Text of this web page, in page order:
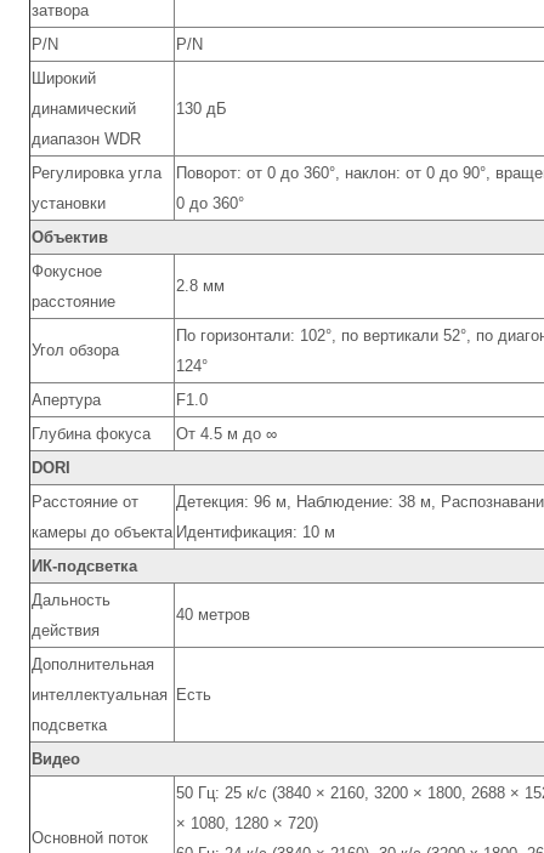
затвора
P/N
P/N
Широкий
динамический
диапазон WDR
130 дБ
Регулировка угла
установки
Поворот: от 0 до 360°, наклон: от 0 до 90°,
0 до 360°
Объектив
Фокусное
расстояние
2.8 мм
Угол обзора
По горизонтали: 102°, по вертикали 52°, по
124°
Апертура
F1.0
Глубина фокуса
От 4.5 м до ∞
DORI
Расстояние от
камеры до объекта
Детекция: 96 м, Наблюдение: 38 м,
Идентификация: 10 м
ИК-подсветка
Дальность
действия
40 метров
Дополнительная
интеллектуальная
подсветка
Есть
Видео
Основной поток
50 Гц: 25 к/с (3840 × 2160, 3200 × 1800, 2688 ×
× 1080, 1280 × 720)